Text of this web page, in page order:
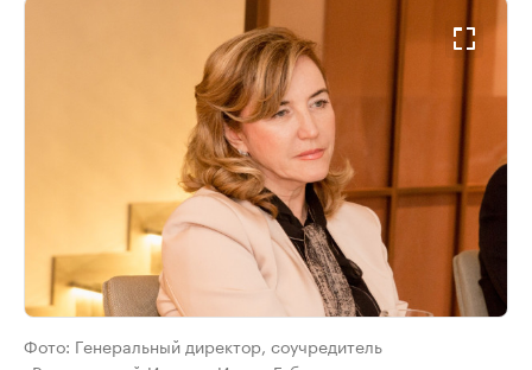
Фото: Генеральный директор, соучредитель